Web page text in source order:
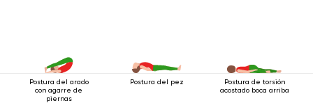
Postura del arado
con agarre de
piernas
Postura del pez
Postura de torsión
acostado boca arriba